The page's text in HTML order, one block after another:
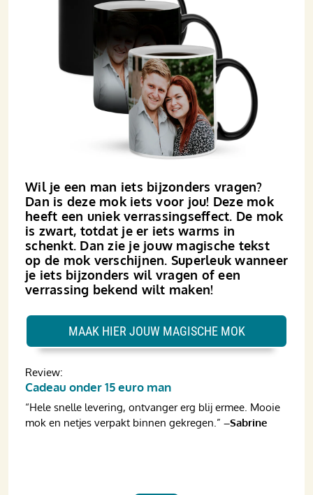
Wil je een man iets bijzonders vragen?
Dan is deze mok iets voor jou! Deze mok
heeft een uniek verrassingseffect. De mok
is zwart, totdat je er iets warms in
schenkt. Dan zie je jouw magische tekst
op de mok verschijnen. Superleuk wanneer
je iets bijzonders wil vragen of een
verrassing bekend wilt maken!
Review:
Cadeau onder 15 euro man
“Hele snelle levering, ontvanger erg blij ermee. Mooie
mok en netjes verpakt binnen gekregen.” –Sabrine
MAAK HIER JOUW MAGISCHE MOK